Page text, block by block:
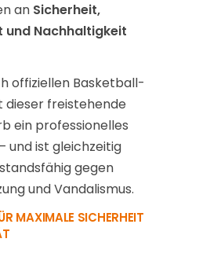
an Sicherheit,
und Nachhaltigkeit
offiziellen Basketball-
dieser freistehende
ein professionelles
und ist gleichzeitig
gegen
und Vandalismus.
MAXIMALE SICHERHEIT